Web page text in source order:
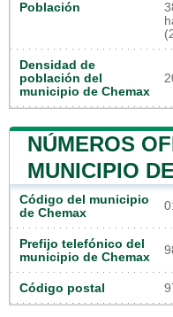
Población
Densidad de
población del
municipio de Chemax
NÚMEROS
MUNICIPIO
Código del municipio
de Chemax
Prefijo telefónico del
municipio de Chemax
Código postal